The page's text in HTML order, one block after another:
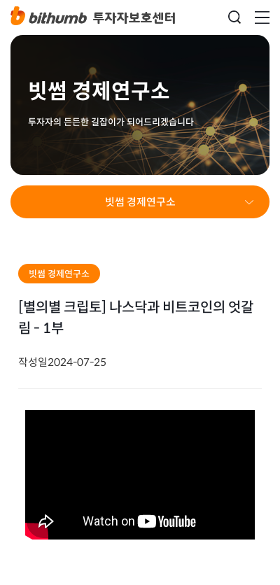
빗썸 경제연구소
투자자의 든든한 길잡이가 되어드리겠습니다
빗썸 경제연구소
빗썸 경제연구소
[별의별 크립토] 나스닥과 비트코인의 엇갈
림 - 1부
작성일2024-07-25